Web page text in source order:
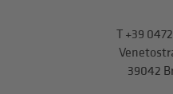
T+39 0472
39042